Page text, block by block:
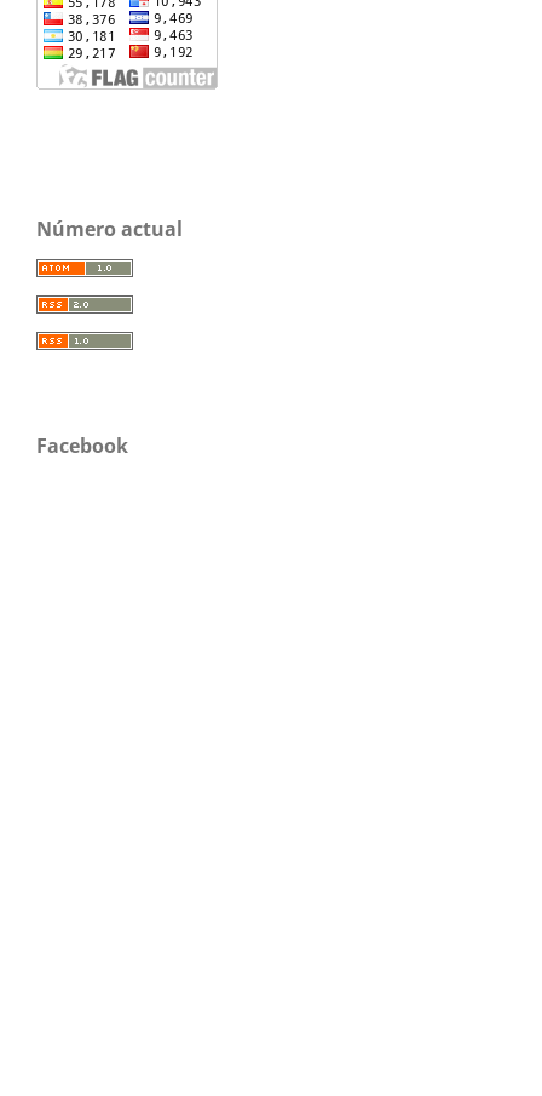
Número actual
Facebook